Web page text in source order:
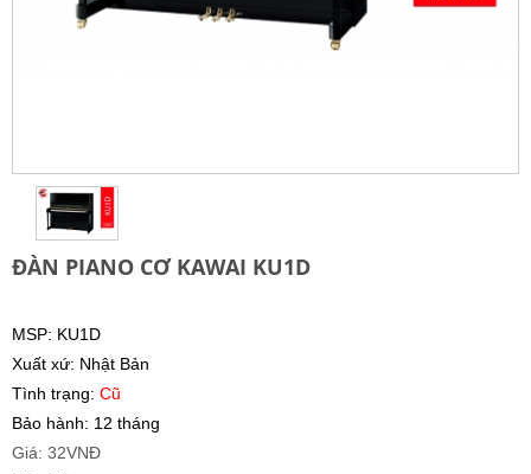
ĐÀN PIANO CƠ KAWAI KU1D
MSP: KU1D
Xuất xứ: Nhật Bản
Tình trạng: Cũ
Bảo hành: 12 tháng
Giá: 32VNĐ